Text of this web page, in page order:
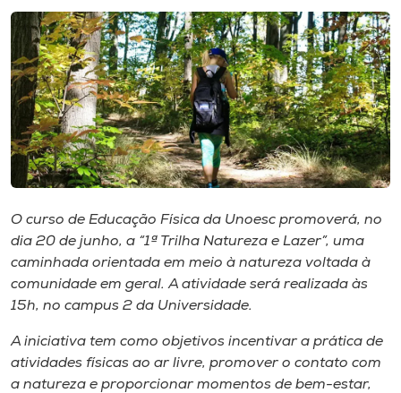
Diplomados
Cultura
CPA
Editora
Rádio
Museu
O curso de Educação Física da Unoesc promoverá, no
dia 20 de junho, a “1ª Trilha Natureza e Lazer”, uma
caminhada orientada em meio à natureza voltada à
comunidade em geral. A atividade será realizada às
15h, no campus 2 da Universidade.
A iniciativa tem como objetivos incentivar a prática de
atividades físicas ao ar livre, promover o contato com
a natureza e proporcionar momentos de bem-estar,